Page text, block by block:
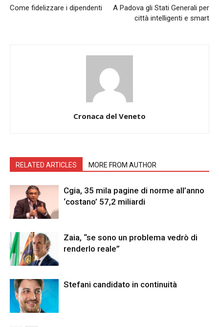
Come fidelizzare i dipendenti
A Padova gli Stati Generali per
città intelligenti e smart
Cronaca del Veneto
RELATED ARTICLES MORE FROM AUTHOR
Cgia, 35 mila pagine di norme all’anno
‘costano’ 57,2 miliardi
Zaia, “se sono un problema vedrò di
renderlo reale”
Stefani candidato in continuità